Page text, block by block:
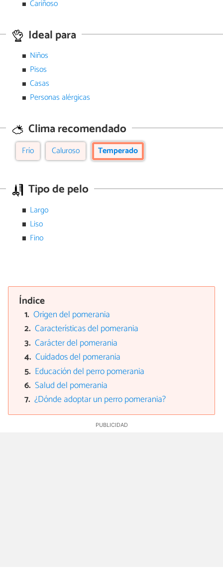
Cariñoso
Ideal para
Niños
Pisos
Casas
Personas alérgicas
Clima recomendado
Frío Caluroso Temperado
Tipo de pelo
Largo
Liso
Fino
Índice
Origen del pomerania
Características del pomerania
Carácter del pomerania
Cuidados del pomerania
Educación del perro pomerania
Salud del pomerania
¿Dónde adoptar un perro pomerania?